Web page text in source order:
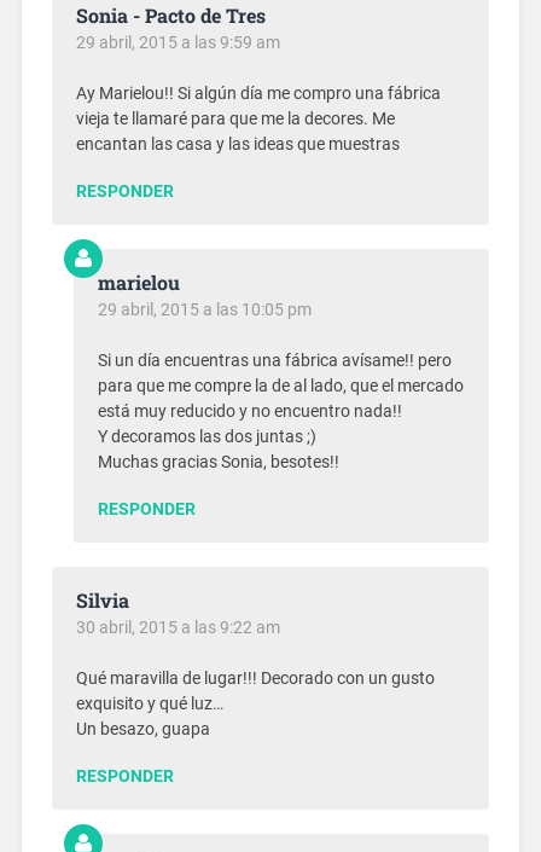
Sonia - Pacto de Tres
29 abril, 2015 a las 9:59 am
Ay Marielou!! Si algún día me compro una fábrica
vieja te llamaré para que me la decores. Me
encantan las casa y las ideas que muestras
RESPONDER
marielou
29 abril, 2015 a las 10:05 pm
Si un día encuentras una fábrica avísame!! pero
para que me compre la de al lado, que el mercado
está muy reducido y no encuentro nada!!
Y decoramos las dos juntas ;)
Muchas gracias Sonia, besotes!!
RESPONDER
Silvia
30 abril, 2015 a las 9:22 am
Qué maravilla de lugar!!! Decorado con un gusto
exquisito y qué luz…
Un besazo, guapa
RESPONDER